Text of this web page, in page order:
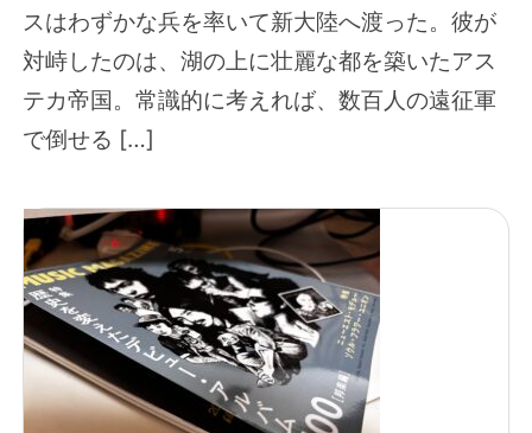
スはわずかな兵を率いて新大陸へ渡った。彼が
対峙したのは、湖の上に壮麗な都を築いたアス
テカ帝国。常識的に考えれば、数百人の遠征軍
で倒せる […]